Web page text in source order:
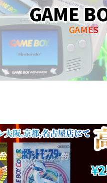
GAME
GAMES